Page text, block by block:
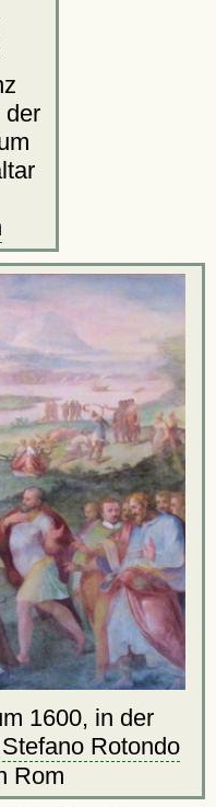
der
1600, in der
Rotondo
Rom